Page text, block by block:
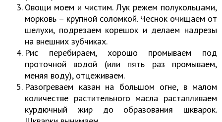
Овощи моем и чистим. Лук режем полукольцами,
морковь – крупной соломкой. Чеснок очищаем от
шелухи, подрезаем корешок и делаем надрезы
на внешних зубчиках.
Рис перебираем, хорошо промываем под
проточной водой (или пять раз промываем,
меняя воду), отцеживаем.
Разогреваем казан на большом огне, в малом
количестве растительного масла растапливаем
курдючный жир до образования шкварок.